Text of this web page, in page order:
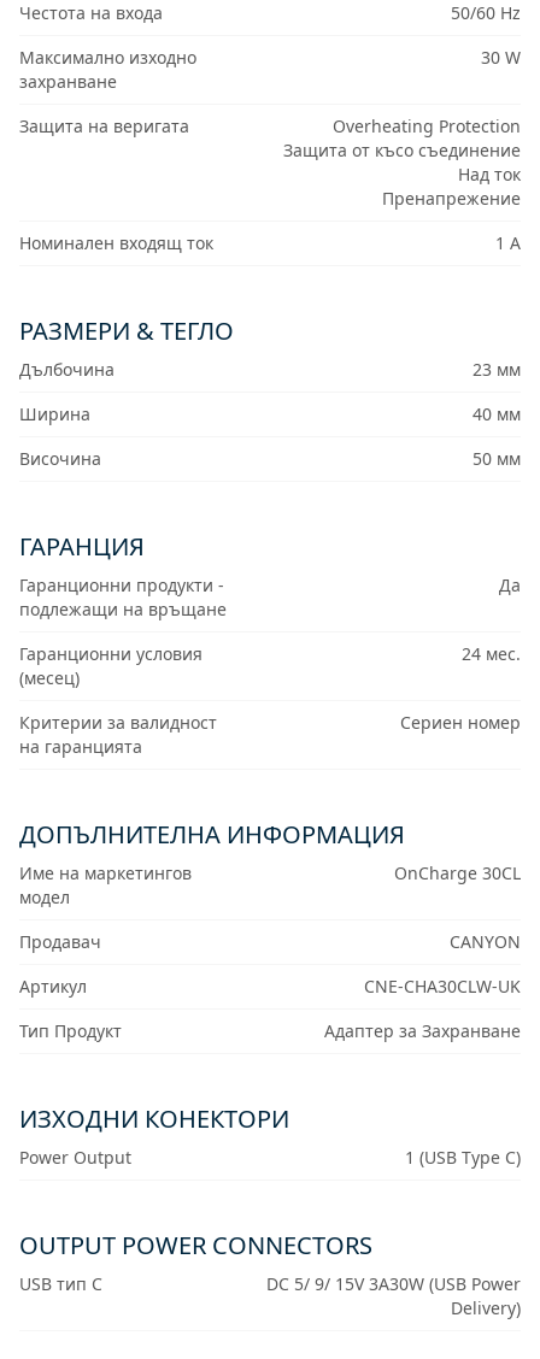
Честота на входа
50/60 Hz
Максимално изходно
захранване
30 W
Защита на веригата
Overheating Protection
Защита от късо съединение
Над ток
Пренапрежение
Номинален входящ ток
1 A
РАЗМЕРИ & ТЕГЛО
Дълбочина
23 мм
Ширина
40 мм
Височина
50 мм
ГАРАНЦИЯ
Гаранционни продукти -
подлежащи на връщане
Да
Гаранционни условия
(месец)
24 мес.
Критерии за валидност
на гаранцията
Сериен номер
ДОПЪЛНИТЕЛНА ИНФОРМАЦИЯ
Име на маркетингов
модел
OnCharge 30CL
Продавач
CANYON
Артикул
CNE-CHA30CLW-UK
Тип Продукт
Адаптер за Захранване
ИЗХОДНИ КОНЕКТОРИ
Power Output 1 (USB Type C)
OUTPUT POWER CONNECTORS
USB тип C
DC 5/ 9/ 15V 3A30W (USB Power
Delivery)